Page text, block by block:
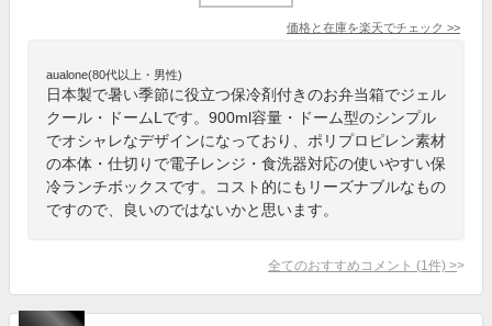
価格と在庫を楽天でチェック >>
aualone(80代以上・男性)
日本製で暑い季節に役立つ保冷剤付きのお弁当箱でジェル
クール・ドームLです。900ml容量・ドーム型のシンプル
でオシャレなデザインになっており、ポリプロピレン素材
の本体・仕切りで電子レンジ・食洗器対応の使いやすい保
冷ランチボックスです。コスト的にもリーズナブルなもの
ですので、良いのではないかと思います。
全てのおすすめコメント (1 件) >